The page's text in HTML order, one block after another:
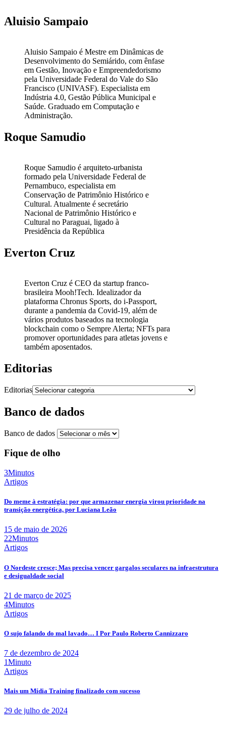
Aluisio Sampaio
Aluisio Sampaio é Mestre em Dinâmicas de
Desenvolvimento do Semiárido, com ênfase
em Gestão, Inovação e Empreendedorismo
pela Universidade Federal do Vale do São
Francisco (UNIVASF). Especialista em
Indústria 4.0, Gestão Pública Municipal e
Saúde. Graduado em Computação e
Administração.
Roque Samudio
Roque Samudio é arquiteto-urbanista
formado pela Universidade Federal de
Pernambuco, especialista em
Conservação de Patrimônio Histórico e
Cultural. Atualmente é secretário
Nacional de Patrimônio Histórico e
Cultural no Paraguai, ligado à
Presidência da República
Everton Cruz
Everton Cruz é CEO da startup franco-
brasileira Mooh!Tech. Idealizador da
plataforma Chronus Sports, do i-Passport,
durante a pandemia da Covid-19, além de
vários produtos baseados na tecnologia
blockchain como o Sempre Alerta; NFTs para
promover oportunidades para atletas jovens e
também aposentados.
Editorias
Editorias
Banco de dados
Banco de dados
Fique de olho
3Minutos
Artigos
Do meme à estratégia: por que armazenar energia virou prioridade na
transição energética, por Luciana Leão
15 de maio de 2026
22Minutos
Artigos
O Nordeste cresce; Mas precisa vencer gargalos seculares na infraestrutura
e desigualdade social
21 de março de 2025
4Minutos
Artigos
O sujo falando do mal lavado… I Por Paulo Roberto Cannizzaro
7 de dezembro de 2024
1Minuto
Artigos
Mais um Mídia Training finalizado com sucesso
29 de julho de 2024